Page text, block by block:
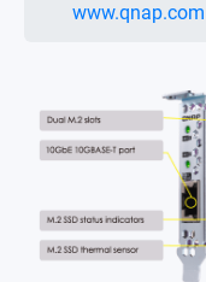
www.qnap.com